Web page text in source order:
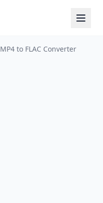
MP4 to FLAC Converter